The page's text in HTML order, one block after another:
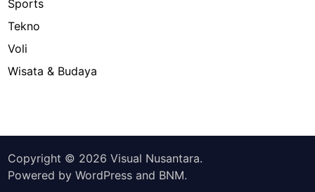
Sports
Tekno
Voli
Wisata & Budaya
Copyright © 2026Visual Nusantara.
Powered byWordPress and BNM.